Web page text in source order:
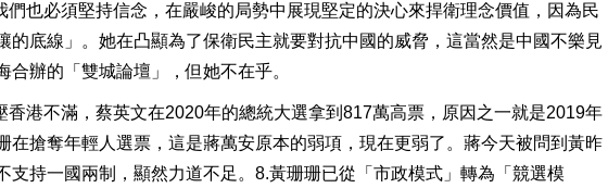
也必須堅持信念，在嚴峻的局勢中展現堅定的決心來捍衛理念價值，因為民
的底線」。​她在凸顯為了保衛民主就要對抗中國的威脅，這當然是中國不樂見
辦的「雙城論壇」，但她不在乎。
港不滿，蔡英文在2020年的總統大選拿到817萬高票，原因之一就是2019年
在搶奪年輕人選票，這是蔣萬安原本的弱項，現在更弱了。蔣今天被問到黃昨
支持一國兩制，顯然力道不足。8.黃珊珊已從「市政模式」轉為「競選模